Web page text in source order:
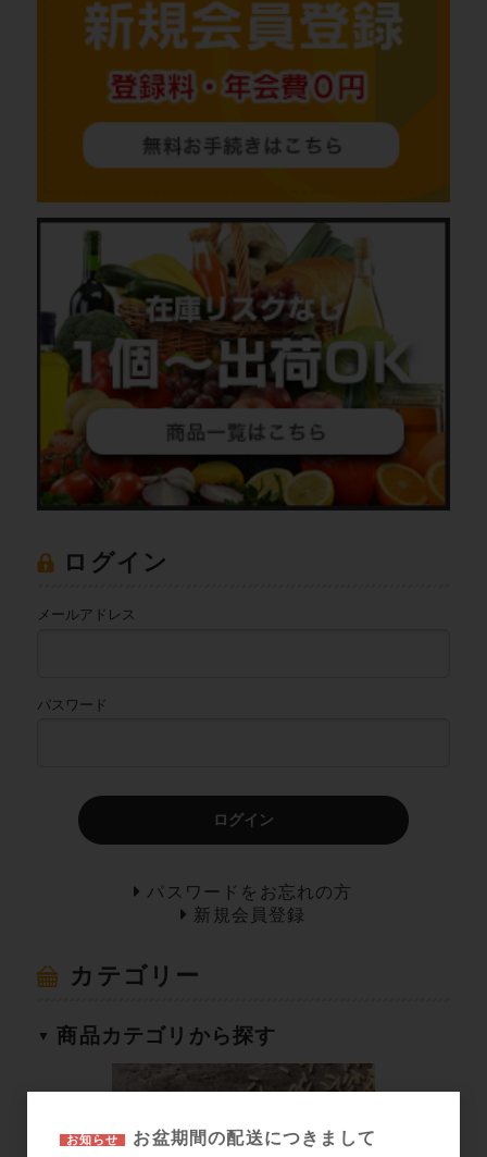
ログイン
メールアドレス
パスワード
ログイン
パスワードをお忘れの方
新規会員登録
カテゴリー
商品カテゴリから探す
お知らせ お盆期間の配送につきまして